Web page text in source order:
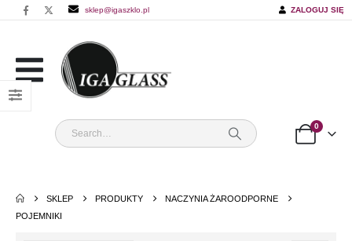
sklep@igaszklo.pl ZALOGUJ SIĘ
0
SKLEP PRODUKTY
NACZYNIA ŻAROODPORNE
POJEMNIKI